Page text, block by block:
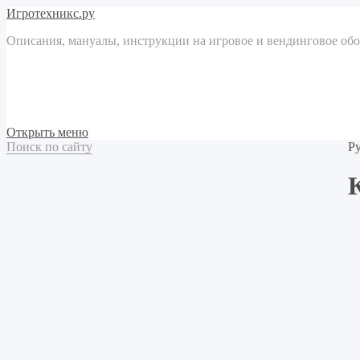
Игротехникс.ру
Описания, мануалы, инструкции на игровое и вендинговое
Открыть меню
Поиск по сайту